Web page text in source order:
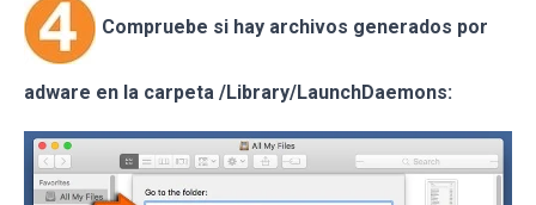
Compruebe si hay archivos generados por
adware en la carpeta /Library/LaunchDaemons: